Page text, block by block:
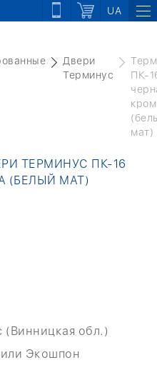
UA
Двери
Терминус
ПК-
мат)
ТЕРМИНУС ПК-16
(БЕЛЫЙ МАТ)
(Винницкая обл.)
Экошпон